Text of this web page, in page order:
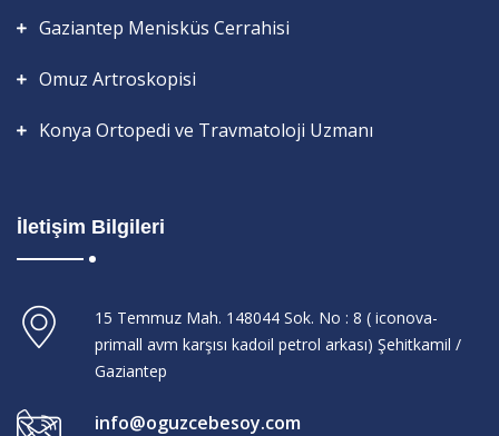
Gaziantep Menisküs Cerrahisi
Omuz Artroskopisi
Konya Ortopedi ve Travmatoloji Uzmanı
İletişim Bilgileri
15 Temmuz Mah. 148044 Sok. No : 8 ( iconova-
primall avm karşısı kadoil petrol arkası) Şehitkamil /
Gaziantep
info@oguzcebesoy.com